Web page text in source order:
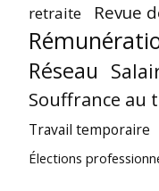
retraite Revue
Réseau
Souffrance au
Travail temporaire
Élections